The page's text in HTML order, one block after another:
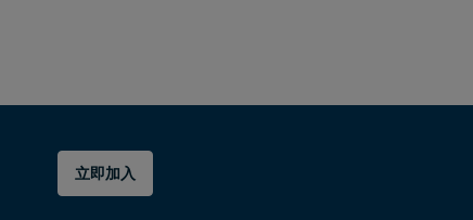
立即加入